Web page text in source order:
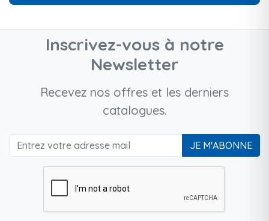
Inscrivez-vous à notre
Newsletter
Recevez nos offres et les derniers
catalogues.
JE M'ABONNE